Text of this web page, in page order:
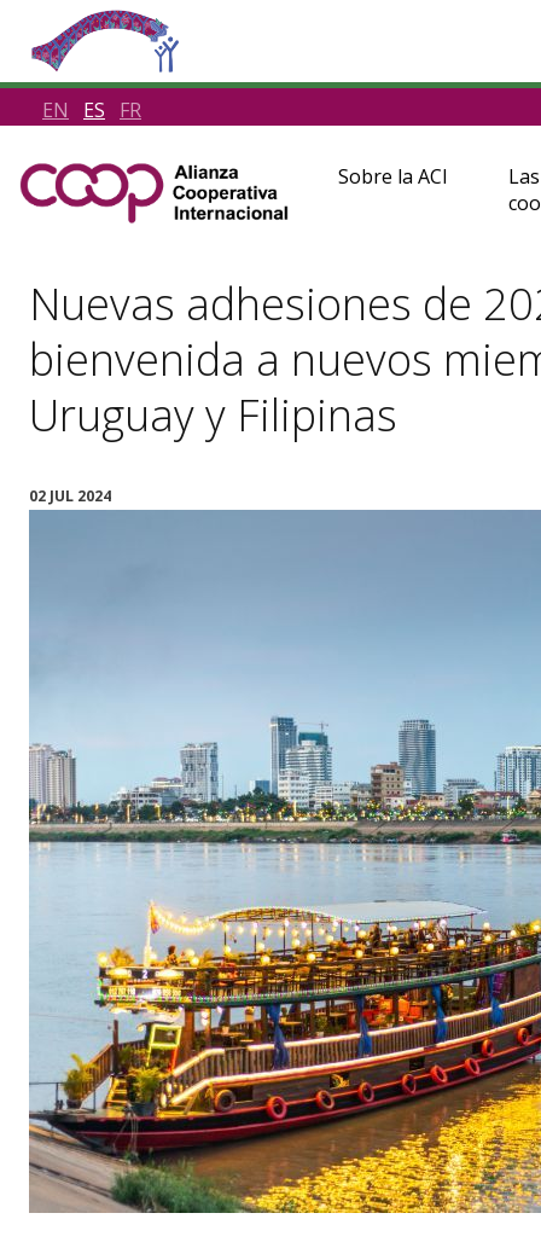
EN ES FR
Sobre la ACI
Las
Nuevas adhesiones de
bienvenida a nuevos
Uruguay y Filipinas
02 JUL 2024